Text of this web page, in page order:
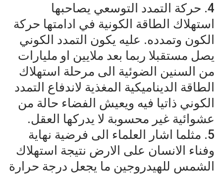
4. حركة التمدد التوسعي يصاحبها
استهلاك الطاقة الكونية في ادامتها حركة
الكون وتمدده. عليه يكون التمدد الكوني
يصل مستقبلا ربما بعد ملايين او مليارات
من السنين الضوئية الى مرحلة استهلاك
الطاقة الديناميكية المغذية لاندفاع التمدد
الكوني ذاتيا فيه ويعيش الفضاء حالة من
عشوائية غير محسوبة لا يدركها العقل.
5. مثلما اشار العلماء الى فرضية نهاية
وفناء الانسان على الارض نتيجة استهلاك
الشمس للهيدروجين ما يجعل درجة حرارة